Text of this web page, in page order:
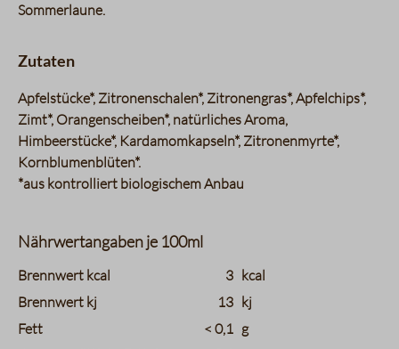
Sommerlaune.
Zutaten
Apfelstücke*, Zitronenschalen*, Zitronengras*, Apfelchips*,
Zimt*, Orangenscheiben*, natürliches Aroma,
Himbeerstücke*, Kardamomkapseln*, Zitronenmyrte*,
Kornblumenblüten*.
*aus kontrolliert biologischem Anbau
Nährwertangaben je 100ml
charts.nutritions.header_name charts.nutritions.header_value
Brennwert kcal 3 kcal
Brennwert kj
13 kj
Fett
< 0,1 g